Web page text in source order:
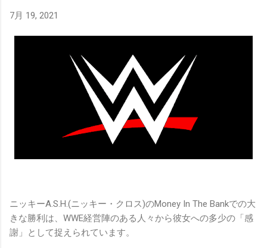
で引き分けたので、チャンピオンシップへのチャンスを手に
7月 19, 2021
ニッキーA.S.H.(ニッキー・クロス)のMoney In The Bankでの大
きな勝利は、WWE経営陣のある人々から彼女への多少の「感
謝」として捉えられています。